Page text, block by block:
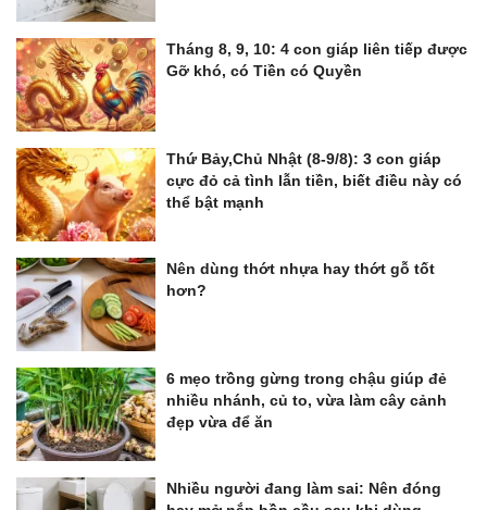
Tháng 8, 9, 10: 4 con giáp liên tiếp được
Gỡ khó, có Tiền có Quyền
Thứ Bảy,Chủ Nhật (8-9/8): 3 con giáp
cực đỏ cả tình lẫn tiền, biết điều này có
thể bật mạnh
Nên dùng thớt nhựa hay thớt gỗ tốt
hơn?
6 mẹo trồng gừng trong chậu giúp đẻ
nhiều nhánh, củ to, vừa làm cây cảnh
đẹp vừa để ăn
Nhiều người đang làm sai: Nên đóng